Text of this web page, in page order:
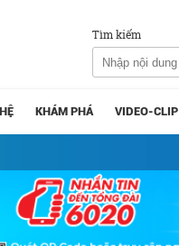
Tìm kiếm
KHÁM PHÁ VIDEO-CLIP